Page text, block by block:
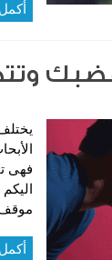
فهى